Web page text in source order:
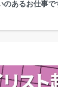
あるお仕事で